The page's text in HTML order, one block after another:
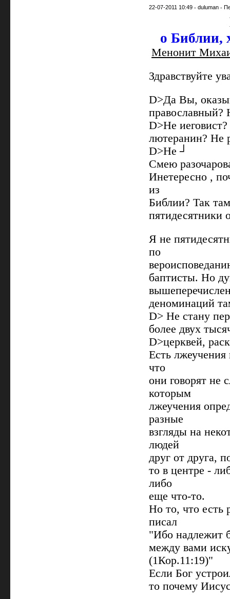
22-07-2011 10:49 -duluman -
о Библии,
Менонит
Здравствуйте
D>Да Вы,
православный?
D>Не
лютеранин? Не
D>Не ┘
Смею
Инетересно ,
из
Библии? Так
Я не
по
баптисты. Но
деноминаций
D> Не стану
более двух
D>церквей,
Есть лжеучения
что
они говорят не
которым
лжеучения
разные
взгляды на
людей
друг от друга,
то в центре -
либо
еще что-то.
Но то, что есть
писал
"Ибо надлежит
между вами
(1Кор.11:19)"
Если Бог
то почему